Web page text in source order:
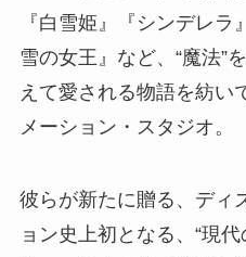
『白雪姫』『シンデレラ
雪の女王』など、“魔法”
えて愛される物語を紡い
メーション・スタジオ。
彼らが新たに贈る、ディ
ョン史上初となる、“現